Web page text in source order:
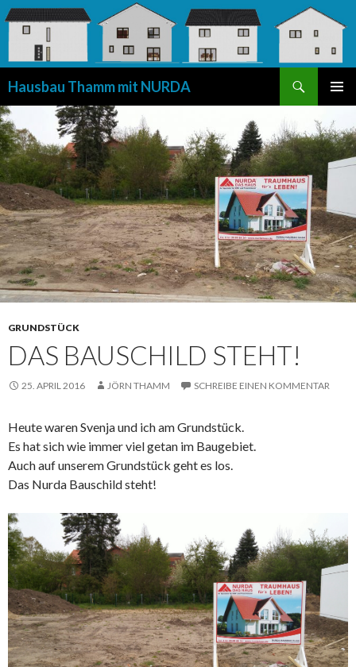
Hausbau Thamm mit NURDA
MENÜ
ZUM
INHALT
GRUNDSTÜCK
DAS BAUSCHILD STEHT!
25. APRIL 2016 JÖRN THAMM SCHREIBE EINEN KOMMENTAR
Heute waren Svenja und ich am Grundstück.
Es hat sich wie immer viel getan im Baugebiet.
Auch auf unserem Grundstück geht es los.
Das Nurda Bauschild steht!